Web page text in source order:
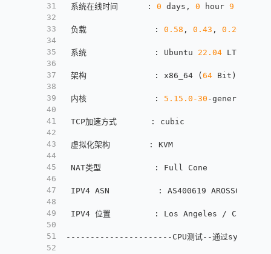
31
32
33
34
35
36
37
38
39
40
41
42
43
44
45
46
47
48
49
50
51
52
系统在线时间 : 0 days , 0 hour 9
负载 : 0.58 , 0.43 , 0.20
系统 : Ubuntu 22.04 LTS
架构 : x86_64 (64 Bit)
内核 : 5.15 .0 -30 -generic
TCP加速方式 : cubic
虚拟化架构 : KVM
NAT类型 : Full Cone
IPV4 ASN : AS400619 AROSSCLOUD
IPV4 位置 : Los Angeles /
----------------------CPU测试--通过